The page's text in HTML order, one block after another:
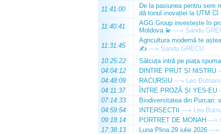
11:41:00
De la pasiunea pentru sere
dă tonul inovației la UTM 💥
11:40:41
AGG Group investește în
Moldova 💫 —» Sandu
11:31:45
Agricultura modernă te
✍️ —» Sandu GRECU
10:25:22
Sălcuța intră pe piața
04:04:12
DINTRE PRUT ȘI NISTRU
04:48:09
RACURSIU —» Leo Butnaru
04:11:37
ÎNTRE PROZĂ ȘI YES-EU
07:14:33
Biodiversitatea din Purcari:
04:59:54
INTERSECȚII —» Leo
09:18:14
PORTRET DE MONAH —»
17:38:13
Luna Plina 29 iulie 2026 —»